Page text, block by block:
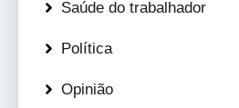
Saúde do trabalhador
Política
Opinião